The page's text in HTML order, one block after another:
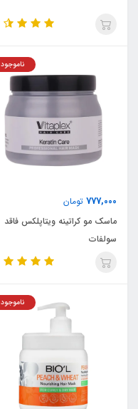
777,000 تومان
ناموجود
ماسک مو کراتینه ویتاپلکس فاقد
سولفات
ناموجود